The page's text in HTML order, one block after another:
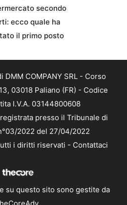
secondo
ecco quale ha
il primo posto
COMPANY SRL - Corso
03018 Paliano (FR) - Codice
I.V.A. 03144800608
presso il Tribunale di
2022 del 27/04/2022
i diritti riservati - Contattaci
su questo sito sono gestite da